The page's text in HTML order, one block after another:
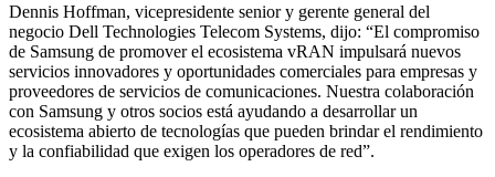
Dennis Hoffman, vicepresidente senior y gerente general del
negocio Dell Technologies Telecom Systems, dijo: “El compromiso
de Samsung de promover el ecosistema vRAN impulsará nuevos
servicios innovadores y oportunidades comerciales para empresas y
proveedores de servicios de comunicaciones. Nuestra colaboración
con Samsung y otros socios está ayudando a desarrollar un
ecosistema abierto de tecnologías que pueden brindar el rendimiento
y la confiabilidad que exigen los operadores de red”.